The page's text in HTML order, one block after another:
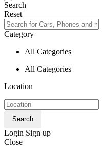
Search
Reset
Category
All Categories
All Categories
Location
Search
Login Sign up
Close